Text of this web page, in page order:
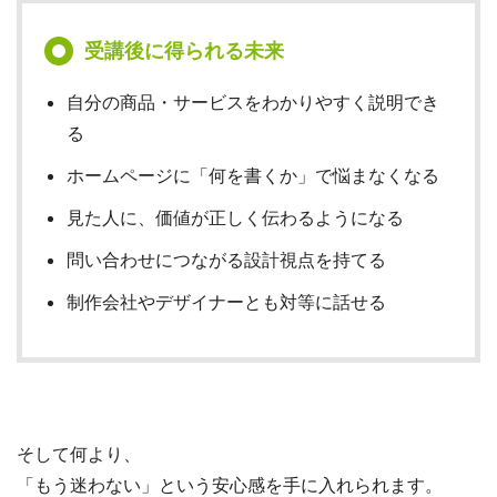
受講後に得られる未来
自分の商品・サービスをわかりやすく説明でき
る
ホームページに「何を書くか」で悩まなくなる
見た人に、価値が正しく伝わるようになる
問い合わせにつながる設計視点を持てる
制作会社やデザイナーとも対等に話せる
そして何より、
「もう迷わない」という安心感を手に入れられます。